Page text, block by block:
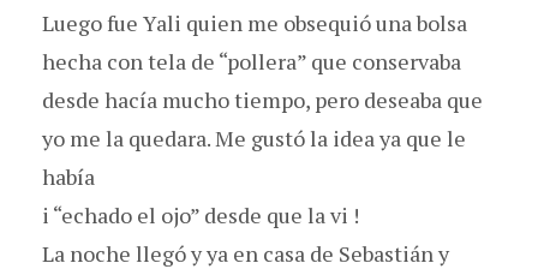
Luego fue Yali quien me obsequió una bolsa
hecha con tela de “pollera” que conservaba
desde hacía mucho tiempo, pero deseaba que
yo me la quedara. Me gustó la idea ya que le
había
i “echado el ojo” desde que la vi !
La noche llegó y ya en casa de Sebastián y